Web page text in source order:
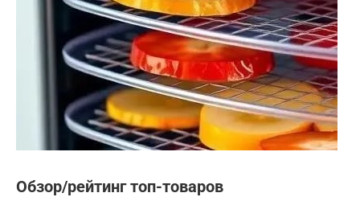
Обзор/рейтинг топ-товаров